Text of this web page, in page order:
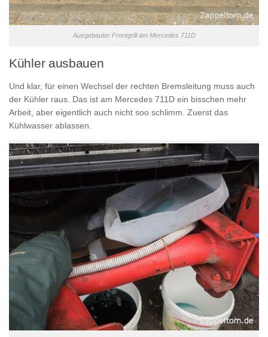
Ausgebauter Frontgrill am Mercedes 711D
Kühler ausbauen
Und klar, für einen Wechsel der rechten Bremsleitung muss auch
der Kühler raus. Das ist am Mercedes 711D ein bisschen mehr
Arbeit, aber eigentlich auch nicht soo schlimm. Zuerst das
Kühlwasser ablassen.